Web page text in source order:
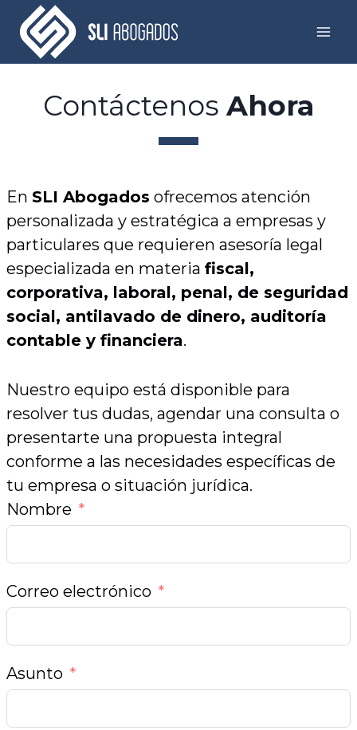
Skip
content
ContáctenosAhora
En SLI Abogados ofrecemos atención
personalizada y estratégica a empresas y
particulares que requieren asesoría legal
especializada en materia fiscal,
corporativa, laboral, penal, de seguridad
social, antilavado de dinero, auditoría
contable y financiera.
Nuestro equipo está disponible para
resolver tus dudas, agendar una consulta o
presentarte una propuesta integral
conforme a las necesidades específicas de
tu empresa o situación jurídica.
Nombre
Correo electrónico
Asunto